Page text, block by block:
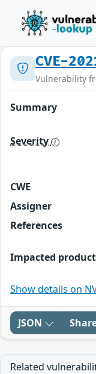
CVE-
Vulnerability
Summary
Severity
CWE
Assigner
References
Impacted
Show details on
JSON
Related